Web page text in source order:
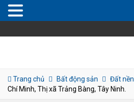
Trang chủ Bất động sản Đất nền
Chí Minh, Thị xã Trảng Bàng, Tây Ninh.